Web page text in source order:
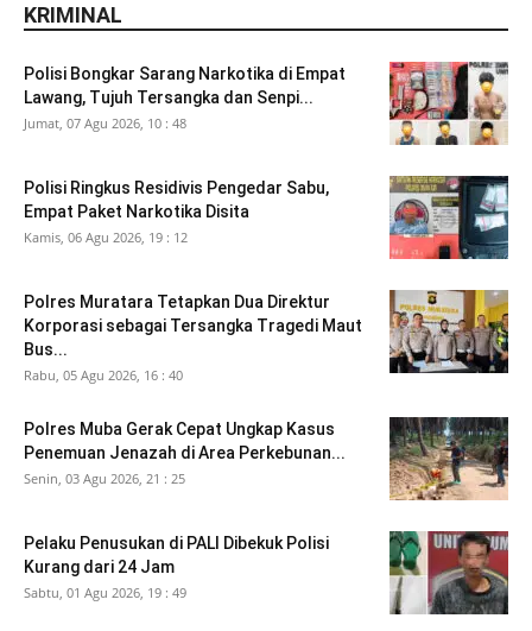
KRIMINAL
Polisi Bongkar Sarang Narkotika di Empat
Lawang, Tujuh Tersangka dan Senpi...
Jumat, 07 Agu 2026, 10 : 48
Polisi Ringkus Residivis Pengedar Sabu,
Empat Paket Narkotika Disita
Kamis, 06 Agu 2026, 19 : 12
Polres Muratara Tetapkan Dua Direktur
Korporasi sebagai Tersangka Tragedi Maut
Bus...
Rabu, 05 Agu 2026, 16 : 40
Polres Muba Gerak Cepat Ungkap Kasus
Penemuan Jenazah di Area Perkebunan...
Senin, 03 Agu 2026, 21 : 25
Pelaku Penusukan di PALI Dibekuk Polisi
Kurang dari 24 Jam
Sabtu, 01 Agu 2026, 19 : 49